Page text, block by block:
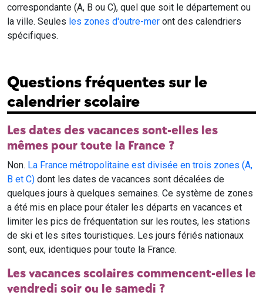
correspondante (A, B ou C), quel que soit le département ou
la ville. Seules les zones d'outre-mer ont des calendriers
spécifiques.
Questions fréquentes sur le
calendrier scolaire
Les dates des vacances sont-elles les
mêmes pour toute la France ?
Non. La France métropolitaine est divisée en trois zones (A,
B et C) dont les dates de vacances sont décalées de
quelques jours à quelques semaines. Ce système de zones
a été mis en place pour étaler les départs en vacances et
limiter les pics de fréquentation sur les routes, les stations
de ski et les sites touristiques. Les jours fériés nationaux
sont, eux, identiques pour toute la France.
Les vacances scolaires commencent-elles le
vendredi soir ou le samedi ?